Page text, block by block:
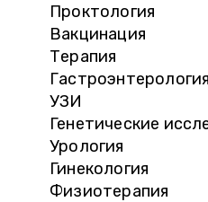
Проктология
Вакцинация
Терапия
Гастроэнтерология
УЗИ
Генетические
Урология
Гинекология
Физиотерапия